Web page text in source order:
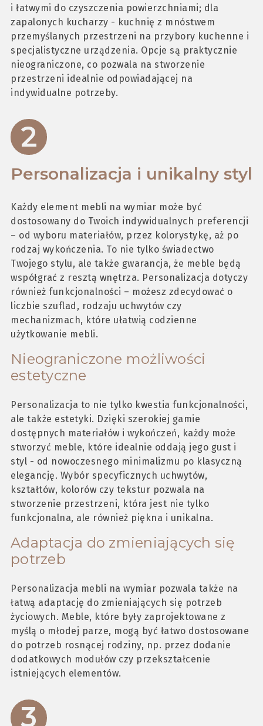
i łatwymi do czyszczenia powierzchniami; dla
zapalonych kucharzy - kuchnię z mnóstwem
przemyślanych przestrzeni na przybory kuchenne i
specjalistyczne urządzenia. Opcje są praktycznie
nieograniczone, co pozwala na stworzenie
przestrzeni idealnie odpowiadającej na
indywidualne potrzeby.
Personalizacja i unikalny styl
Każdy element mebli na wymiar może być
dostosowany do Twoich indywidualnych preferencji
– od wyboru materiałów, przez kolorystykę, aż po
rodzaj wykończenia. To nie tylko świadectwo
Twojego stylu, ale także gwarancja, że meble będą
współgrać z resztą wnętrza. Personalizacja dotyczy
również funkcjonalności – możesz zdecydować o
liczbie szuflad, rodzaju uchwytów czy
mechanizmach, które ułatwią codzienne
użytkowanie mebli.
Nieograniczone możliwości
estetyczne
Personalizacja to nie tylko kwestia funkcjonalności,
ale także estetyki. Dzięki szerokiej gamie
dostępnych materiałów i wykończeń, każdy może
stworzyć meble, które idealnie oddają jego gust i
styl - od nowoczesnego minimalizmu po klasyczną
elegancję. Wybór specyficznych uchwytów,
kształtów, kolorów czy tekstur pozwala na
stworzenie przestrzeni, która jest nie tylko
funkcjonalna, ale również piękna i unikalna.
Adaptacja do zmieniających się
potrzeb
Personalizacja mebli na wymiar pozwala także na
łatwą adaptację do zmieniających się potrzeb
życiowych. Meble, które były zaprojektowane z
myślą o młodej parze, mogą być łatwo dostosowane
do potrzeb rosnącej rodziny, np. przez dodanie
dodatkowych modułów czy przekształcenie
istniejących elementów.